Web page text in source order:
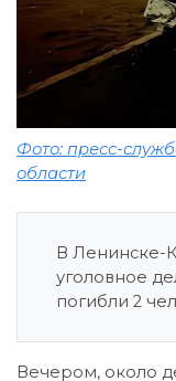
Фото: пресс-
области
В Ленинске-
уголовное
погибли 2
Вечером, около